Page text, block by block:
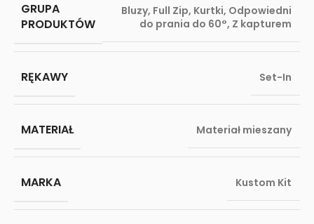
GRUPA
PRODUKTÓW
Bluzy, Full Zip, Kurtki, Odpowiedni
do prania do 60°, Z kapturem
RĘKAWY Set-In
MATERIAŁ Materiał mieszany
MARKA Kustom Kit